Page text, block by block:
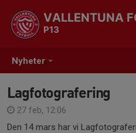
Nyheter
VALLENTUNA
P13
Lagfotografering
27 feb, 12:06
Den 14 mars har vi